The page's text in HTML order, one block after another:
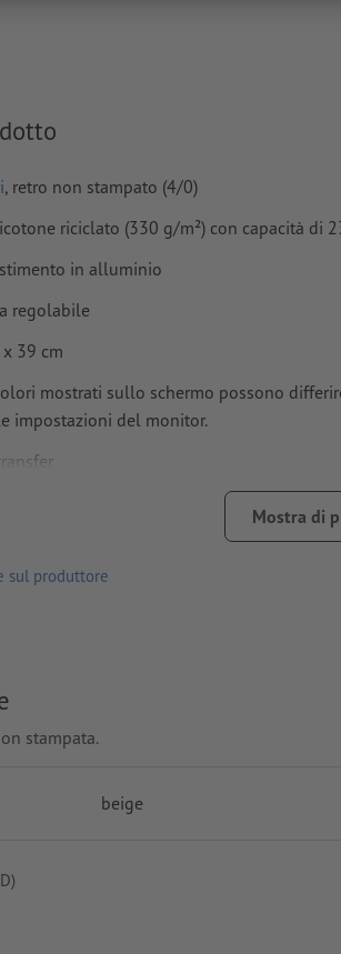
modulo
i dati di stampa?
, retro non stampato (4/0)
riciclato (330 g/m²) con capacità di
in alluminio
regolabile
39 cm
mostrati sullo schermo possono
impostazioni del monitor.
Mostra di
sul produttore
stampata.
beige